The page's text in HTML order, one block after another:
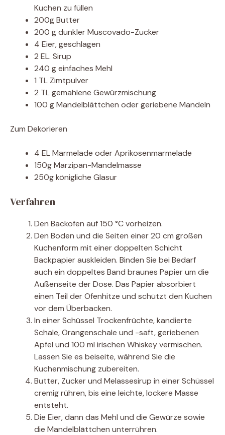
Kuchen zu füllen
200g Butter
200 g dunkler Muscovado-Zucker
4 Eier, geschlagen
2 EL. Sirup
240 g einfaches Mehl
1 TL Zimtpulver
2 TL gemahlene Gewürzmischung
100 g Mandelblättchen oder geriebene Mandeln
Zum Dekorieren
4 EL Marmelade oder Aprikosenmarmelade
150g Marzipan-Mandelmasse
250g königliche Glasur
Verfahren
Den Backofen auf 150 °C vorheizen.
Den Boden und die Seiten einer 20 cm großen
Kuchenform mit einer doppelten Schicht
Backpapier auskleiden. Binden Sie bei Bedarf
auch ein doppeltes Band braunes Papier um die
Außenseite der Dose. Das Papier absorbiert
einen Teil der Ofenhitze und schützt den Kuchen
vor dem Überbacken.
In einer Schüssel Trockenfrüchte, kandierte
Schale, Orangenschale und -saft, geriebenen
Apfel und 100 ml irischen Whiskey vermischen.
Lassen Sie es beiseite, während Sie die
Kuchenmischung zubereiten.
Butter, Zucker und Melassesirup in einer Schüssel
cremig rühren, bis eine leichte, lockere Masse
entsteht.
Die Eier, dann das Mehl und die Gewürze sowie
die Mandelblättchen unterrühren.